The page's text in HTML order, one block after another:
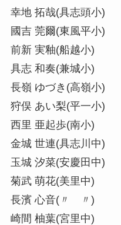
幸地 拓哉(具志頭小)
國吉 莞爾(東風平小)
前新 実釉(船越小)
具志 和奏(兼城小)
長嶺 ゆづき(高嶺小)
狩俣 あい梨(平一小)
西里 亜起歩(南小)
金城 世連(具志川中)
玉城 汐菜(安慶田中)
菊武 萌花(美里中)
長濱 心音(〃 〃)
崎間 柚葉(宮里中)